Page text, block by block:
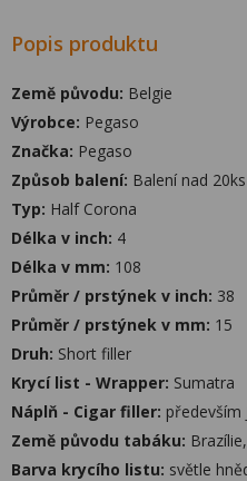
Popis produktu
Země původu: Belgie
Výrobce: Pegaso
Značka: Pegaso
Způsob balení: Balení nad 20ks
Typ: Half Corona
Délka v inch: 4
Délka v mm: 108
Průměr / prstýnek v inch: 38
Průměr / prstýnek v mm: 15
Druh: Short filler
Krycí list - Wrapper: Sumatra
Náplň - Cigar filler: především
Země původu tabáku:
Barva krycího listu: světle